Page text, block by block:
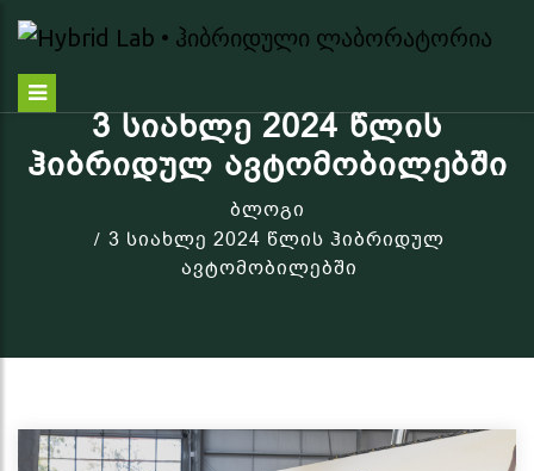
3 ᲡᲘᲐᲮᲚᲔ 2024 ᲬᲚᲘᲡ
ᲰᲘᲑᲠᲘᲓᲣᲚ ᲐᲕᲢᲝᲛᲝᲑᲘᲚᲔᲑᲨᲘ
ბლოგი
3 სიახლე 2024 წლის ჰიბრიდულ
ავტომობილებში